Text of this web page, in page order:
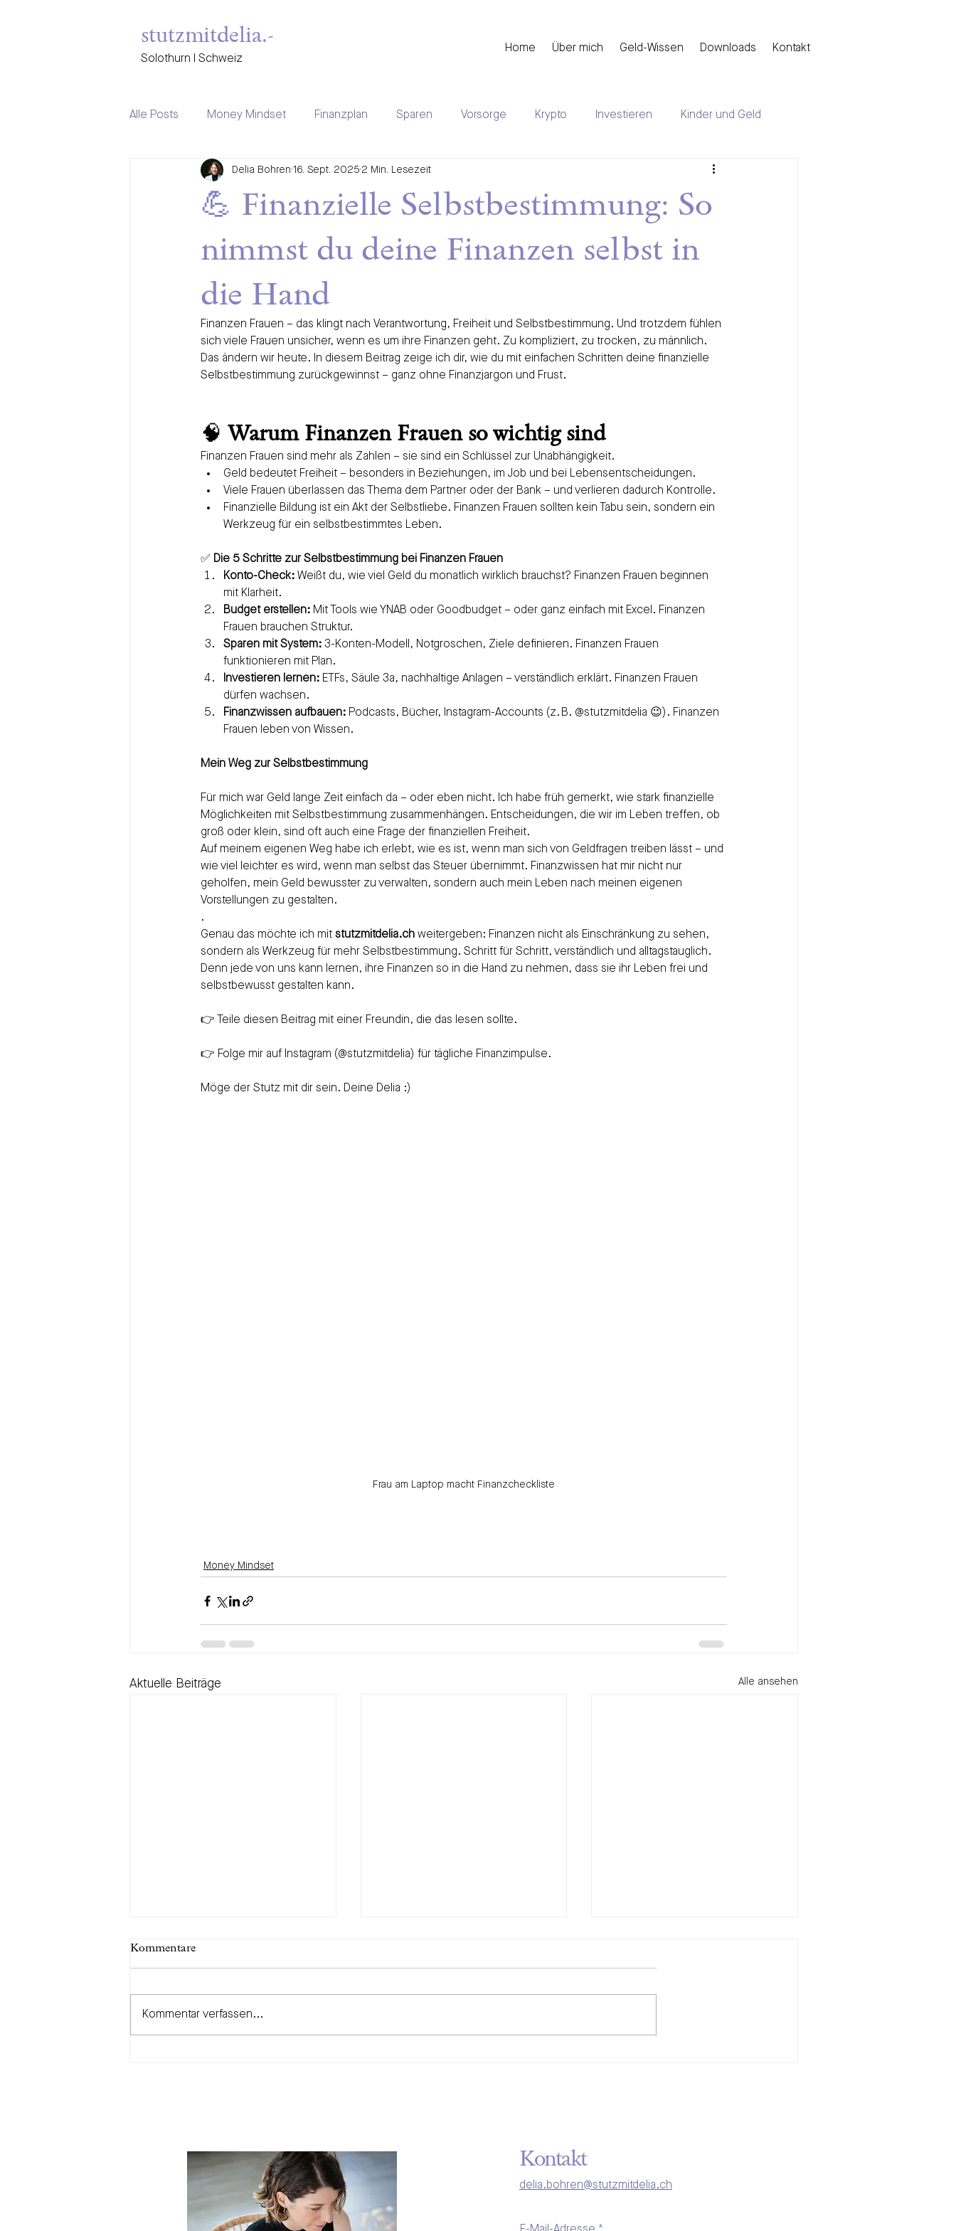
stutzmitdelia.-
Solothurn I Schweiz
Home Über mich Geld-Wissen Downloads Kontakt
Alle Posts Money Mindset Finanzplan Sparen Vorsorge Krypto Investieren Kinder und Geld
female empowerment Steuererklärung Aktuelles
💪 Finanzielle Selbstbestimmung: So
nimmst du deine Finanzen selbst in
die Hand
Delia Bohren 16. Sept. 2025 2 Min. Lesezeit
Finanzen Frauen – das klingt nach Verantwortung, Freiheit und Selbstbestimmung. Und trotzdem fühlen
sich viele Frauen unsicher, wenn es um ihre Finanzen geht. Zu kompliziert, zu trocken, zu männlich.
Das ändern wir heute. In diesem Beitrag zeige ich dir, wie du mit einfachen Schritten deine finanzielle
Selbstbestimmung zurückgewinnst – ganz ohne Finanzjargon und Frust.
🧠 Warum Finanzen Frauen so wichtig sind
Finanzen Frauen sind mehr als Zahlen – sie sind ein Schlüssel zur Unabhängigkeit.
Geld bedeutet Freiheit – besonders in Beziehungen, im Job und bei Lebensentscheidungen.
Viele Frauen überlassen das Thema dem Partner oder der Bank – und verlieren dadurch Kontrolle.
Finanzielle Bildung ist ein Akt der Selbstliebe. Finanzen Frauen sollten kein Tabu sein, sondern ein
Werkzeug für ein selbstbestimmtes Leben.
✅ Die 5 Schritte zur Selbstbestimmung bei Finanzen Frauen
Konto-Check: Weißt du, wie viel Geld du monatlich wirklich brauchst? Finanzen Frauen beginnen
mit Klarheit.
Budget erstellen: Mit Tools wie YNAB oder Goodbudget – oder ganz einfach mit Excel. Finanzen
Frauen brauchen Struktur.
Sparen mit System: 3-Konten-Modell, Notgroschen, Ziele definieren. Finanzen Frauen
funktionieren mit Plan.
Investieren lernen: ETFs, Säule 3a, nachhaltige Anlagen – verständlich erklärt. Finanzen Frauen
dürfen wachsen.
Finanzwissen aufbauen: Podcasts, Bücher, Instagram-Accounts (z. B. @stutzmitdelia 😉). Finanzen
Frauen leben von Wissen.
Mein Weg zur Selbstbestimmung
Für mich war Geld lange Zeit einfach da – oder eben nicht. Ich habe früh gemerkt, wie stark finanzielle
Möglichkeiten mit Selbstbestimmung zusammenhängen. Entscheidungen, die wir im Leben treffen, ob
groß oder klein, sind oft auch eine Frage der finanziellen Freiheit.
Auf meinem eigenen Weg habe ich erlebt, wie es ist, wenn man sich von Geldfragen treiben lässt – und
wie viel leichter es wird, wenn man selbst das Steuer übernimmt. Finanzwissen hat mir nicht nur
geholfen, mein Geld bewusster zu verwalten, sondern auch mein Leben nach meinen eigenen
Vorstellungen zu gestalten.
.
Genau das möchte ich mit stutzmitdelia.ch weitergeben: Finanzen nicht als Einschränkung zu sehen,
sondern als Werkzeug für mehr Selbstbestimmung. Schritt für Schritt, verständlich und alltagstauglich.
Denn jede von uns kann lernen, ihre Finanzen so in die Hand zu nehmen, dass sie ihr Leben frei und
selbstbewusst gestalten kann.
👉 Teile diesen Beitrag mit einer Freundin, die das lesen sollte.
👉 Folge mir auf Instagram (@stutzmitdelia) für tägliche Finanzimpulse.
Möge der Stutz mit dir sein. Deine Delia :)
Frau am Laptop macht Finanzcheckliste
Money Mindset
Aktuelle Beiträge Alle ansehen
Kommentare
Kommentar verfassen...
Kontakt
delia.bohren@stutzmitdelia.ch